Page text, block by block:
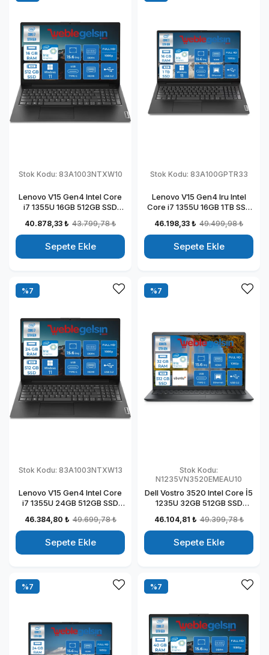
Stok Kodu: 83A1003NTXW10
Lenovo V15 Gen4 Intel Core
i7 1355U 16GB 512GB SSD
15.6" Fhd Taşınabilir
Bilgisayar 83A1003NTXW10
40.878,33 ₺ 43.799,78 ₺
Sepete Ekle
Stok Kodu: 83A100GPTR33
Lenovo V15 Gen4 Iru Intel
Core i7 1355U 16GB 1TB SSD
Taşınabilir Dizüstü Bilgisayar
883A100GPTR33
46.198,33 ₺ 49.499,98 ₺
Sepete Ekle
Stok Kodu: 83A1003NTXW13
Lenovo V15 Gen4 Intel Core
i7 1355U 24GB 512GB SSD
15.6" Fhd Taşınabilir
Bilgisayar 83A1003NTXW13
46.384,80 ₺ 49.699,78 ₺
Sepete Ekle
%7
Stok Kodu:
N1235VN3520EMEAU10
Dell Vostro 3520 Intel Core İ5
1235U 32GB 512GB SSD
Bilgisayar
N1235VN3520EMEAU10
46.104,81 ₺ 49.399,78 ₺
Sepete Ekle
%7
%7 %7